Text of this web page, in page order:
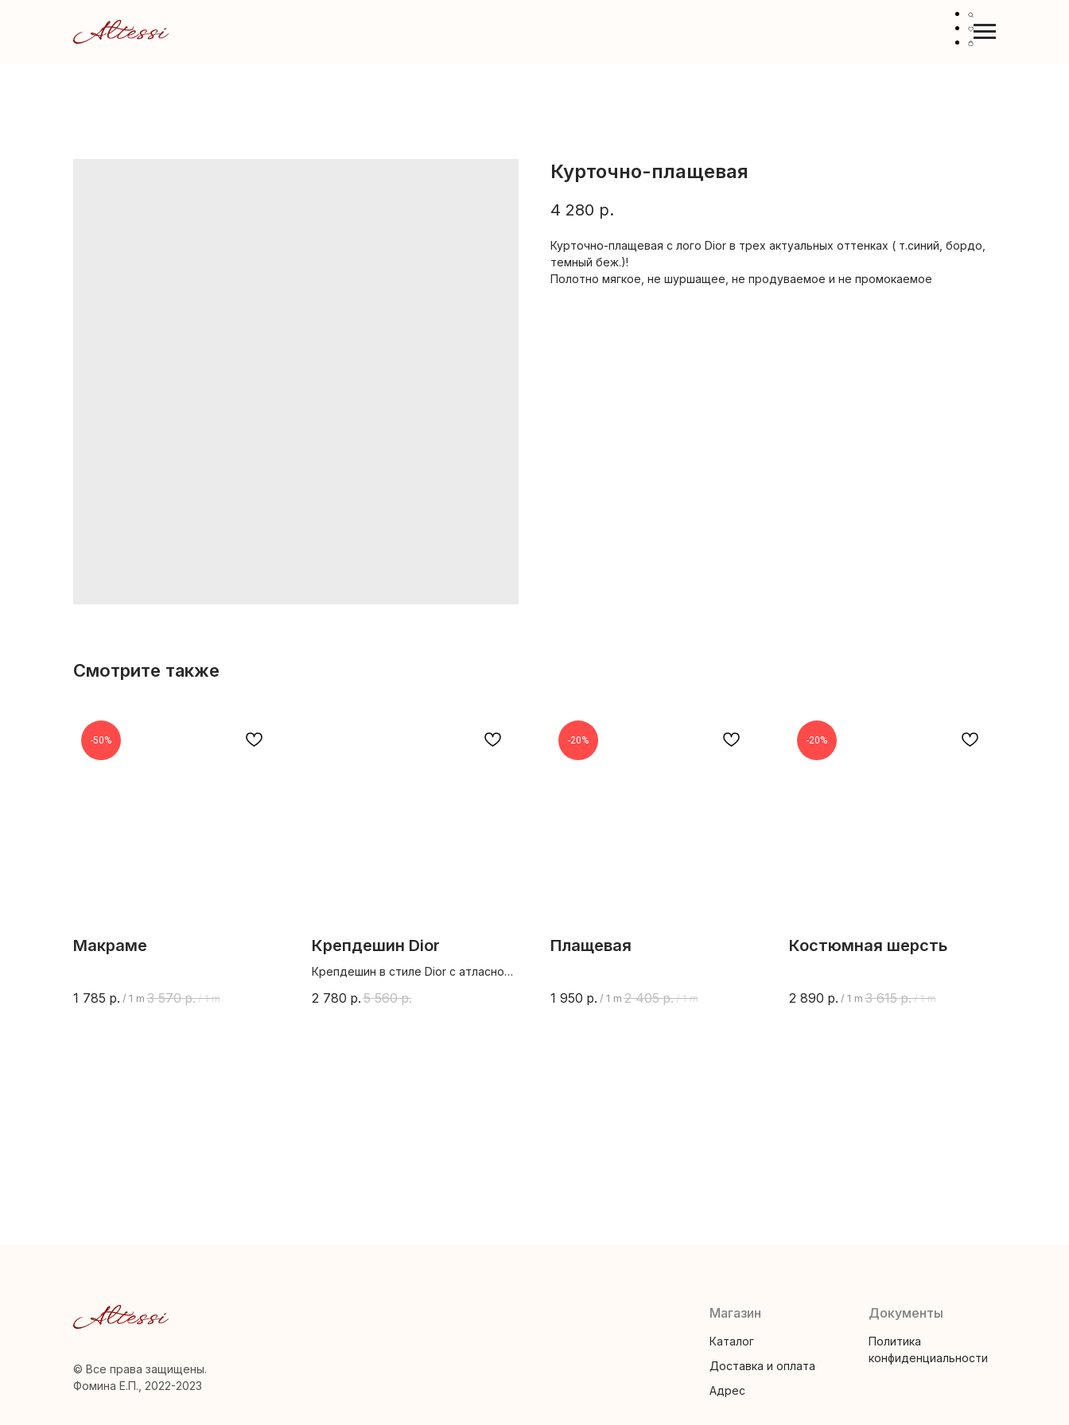
Курточно-плащевая
4 280 р.
Курточно-плащевая с лого Dior в трех актуальных оттенках ( т.синий, бордо,
темный беж.)!
Полотно мягкое, не шуршащее, не продуваемое и не промокаемое
Смотрите также
-50%
Макраме
1 785 р. / 1 m 3 570 р. / 1 m
Крепдешин Dior
Крепдешин в стиле Dior с атласной
Шир 135
2 780 р. 5 560 р.
-20%
Плащевая
1 950 р. / 1 m 2 405 р. / 1 m
-20%
Костюмная шерсть
2 890 р. / 1 m 3 615 р. / 1 m
© Все права защищены.
Фомина Е.П., 2022-2023
Магазин
Каталог
Доставка и оплата
Адрес
Документы
Политика
конфиденциальности